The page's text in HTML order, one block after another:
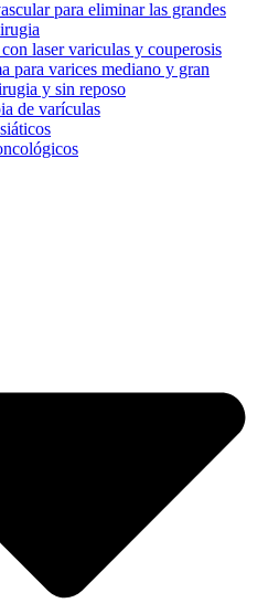
para eliminar las grandes
laser variculas y couperosis
para varices mediano y gran
y sin reposo
de varículas